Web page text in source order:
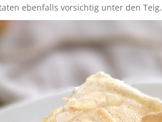
ebenfalls vorsichtig unter den Teig.